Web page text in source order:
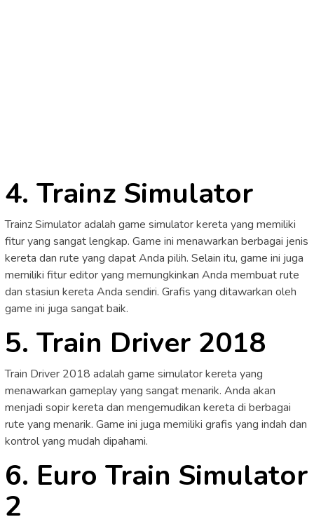
4. Trainz Simulator
Trainz Simulator adalah game simulator kereta yang memiliki
fitur yang sangat lengkap. Game ini menawarkan berbagai jenis
kereta dan rute yang dapat Anda pilih. Selain itu, game ini juga
memiliki fitur editor yang memungkinkan Anda membuat rute
dan stasiun kereta Anda sendiri. Grafis yang ditawarkan oleh
game ini juga sangat baik.
5. Train Driver 2018
Train Driver 2018 adalah game simulator kereta yang
menawarkan gameplay yang sangat menarik. Anda akan
menjadi sopir kereta dan mengemudikan kereta di berbagai
rute yang menarik. Game ini juga memiliki grafis yang indah dan
kontrol yang mudah dipahami.
6. Euro Train Simulator
2